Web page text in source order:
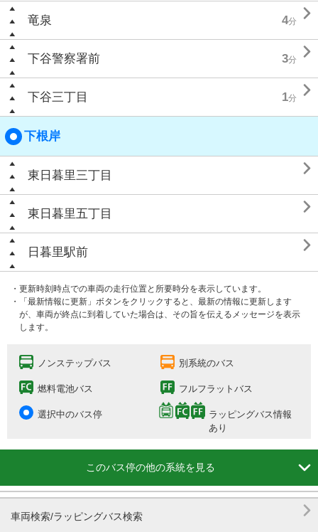
竜泉 4分 
下谷警察署前 3分 
下谷三丁目 1分 
下根岸
東日暮里三丁目 
東日暮里五丁目 
日暮里駅前 
・更新時刻時点での車両の走行位置と所要時分を表示しています。
・「最新情報に更新」ボタンをクリックすると、最新の情報に更新します
が、車両が終点に到着していた場合は、その旨を伝えるメッセージを表示
します。
ノンステップバス 別系統のバス
燃料電池バス フルフラットバス
選択中のバス停
ラッピングバス情報
あり
このバス停の他の系統を見る 
車両検索/ラッピングバス検索 